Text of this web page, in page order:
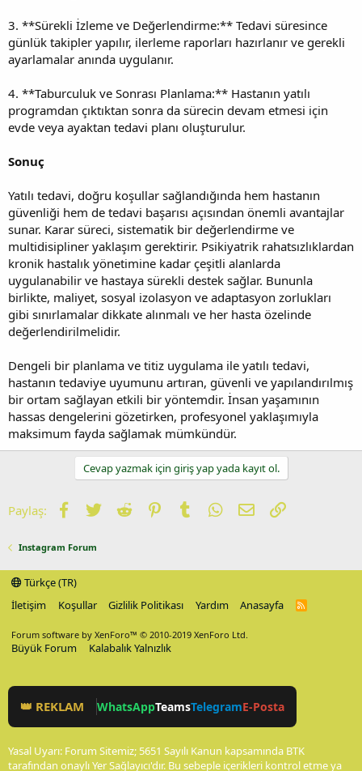
3. **Sürekli İzleme ve Değerlendirme:** Tedavi süresince
günlük takipler yapılır, ilerleme raporları hazırlanır ve gerekli
ayarlamalar anında uygulanır.
4. **Taburculuk ve Sonrası Planlama:** Hastanın yatılı
programdan çıktıktan sonra da sürecin devam etmesi için
evde veya ayaktan tedavi planı oluşturulur.
Sonuç
Yatılı tedavi, doğru koşullar sağlandığında hem hastanın
güvenliği hem de tedavi başarısı açısından önemli avantajlar
sunar. Karar süreci, sistematik bir değerlendirme ve
multidisipliner yaklaşım gerektirir. Psikiyatrik rahatsızlıklardan
kronik hastalık yönetimine kadar çeşitli alanlarda
uygulanabilir ve hastaya sürekli destek sağlar. Bununla
birlikte, maliyet, sosyal izolasyon ve adaptasyon zorlukları
gibi sınırlamalar dikkate alınmalı ve her hasta özelinde
değerlendirilmelidir.
Dengeli bir planlama ve titiz uygulama ile yatılı tedavi,
hastanın tedaviye uyumunu artıran, güvenli ve yapılandırılmış
bir ortam sağlayan etkili bir yöntemdir. İnsan yaşamının
hassas dengelerini gözetirken, profesyonel yaklaşımıyla
maksimum fayda sağlamak mümkündür.
Cevap yazmak için giriş yap yada kayıt ol.
Paylaş: Facebook
TwitterReddit PinterestTumblrWhatsApp
E-postaLink
Instagram Forum
Türkçe (TR)
İletişim
Koşullar Gizlilik Politikası Yardım Anasayfa
R
Forum software by XenForo™ © 2010-2019 XenForo Ltd.
Büyük Forum Kalabalık Yalnızlık
👑 REKLAM WhatsAppTeamsTelegramE-Posta
Yasal Uyarı: Forum Sitemiz; 5651 Sayılı Kanun kapsamında BTK
tarafından onaylı Yer Sağlayıcı'dır. Bu sebeple içerikleri kontrol etme ya